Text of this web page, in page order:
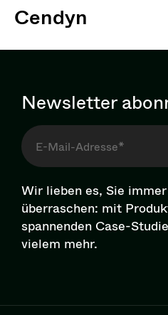
Cendyn
Newsletter
Wir lieben es, Sie
überraschen: mit
spannenden Case-
vielem mehr.